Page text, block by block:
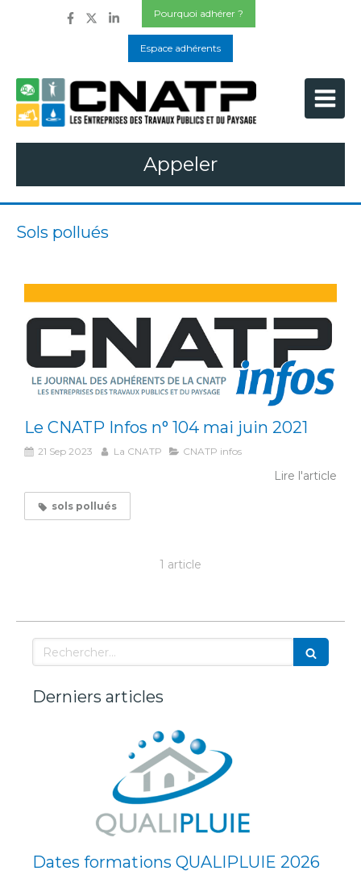
Pourquoi adhérer ?
Espace adhérents
Appeler
Sols pollués
Le CNATP Infos n° 104 mai juin 2021
21 Sep 2023 La CNATP CNATP infos
Lire l'article
sols pollués
1 article
Rechercher
Derniers articles
Dates formations QUALIPLUIE 2026